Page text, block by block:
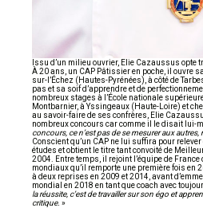
Issu d’un milieu ouvrier, Elie Cazaussus opte
À 20 ans, un CAP Pâtissier en poche, il ouvre
sur-l’Échez (Hautes-Pyrénées), à côté de
pas et sa soif d’apprendre et de
nombreux stages à l’École nationale
Montbarnier, à Yssingeaux (Haute-Loire) et
au savoir-faire de ses confrères, Elie
nombreux concours car comme il le disait lui-
concours, ce n’est pas de se mesurer aux
Conscient qu’un CAP ne lui suffira pour
études et obtient le titre tant convoité de
2004. Entre temps, il rejoint l’équipe de
mondiaux qu’il remporte une première fois en
à deux reprises en 2009 et 2014, avant
mondial en 2018 en tant que coach avec
la réussite, c’est de travailler sur son égo et
critique. »